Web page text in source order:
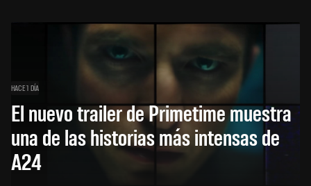
HACE 1 DÍA
El nuevo trailer de Primetime muestra
una de las historias más intensas de
A24